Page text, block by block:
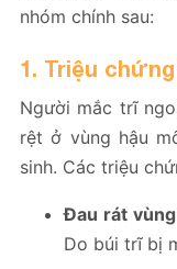
nhóm chính sau:
1. Triệu
Người mắc trĩ
rệt ở vùng hậu
sinh. Các triệu
Đau rát
Do búi trĩ bị